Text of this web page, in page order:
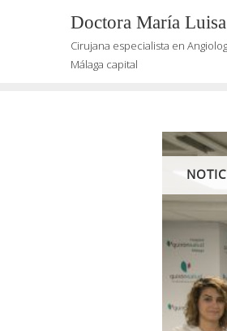
Doctora María
Cirujana especialista en
Málaga capital